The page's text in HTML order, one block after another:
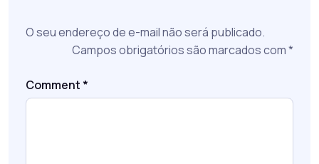
O seu endereço de e-mail não será publicado.
Campos obrigatórios são marcados com*
Comment *